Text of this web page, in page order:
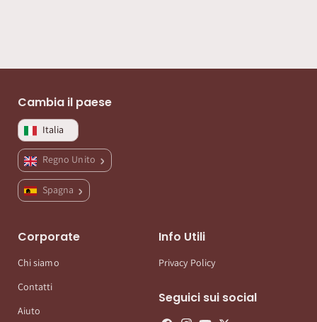
Cambia il paese
Italia
Regno Unito
Spagna
Corporate
Chi siamo
Contatti
Aiuto
Info Utili
Privacy Policy
Seguici sui social